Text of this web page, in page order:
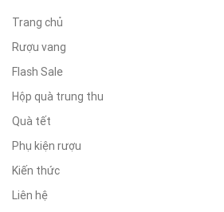
Trang chủ
Rượu vang
Flash Sale
Hộp quà trung thu
Quà tết
Phụ kiện rượu
Kiến thức
Liên hệ